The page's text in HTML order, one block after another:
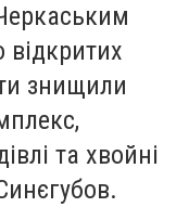
знищили
та хвойні